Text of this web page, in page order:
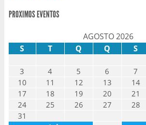
PROXIMOS EVENTOS
AGOSTO 2026
S
T Q Q S
3
4 5 6 7
10
11 12 13 14
17
18 19 20 21
24
25 26 27 28
31